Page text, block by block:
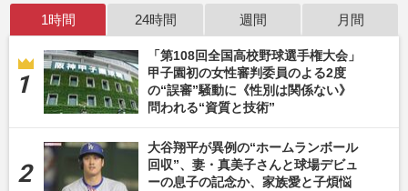
1時間 24時間 週間 月間
「第108回全国高校野球選手権大会」
甲子園初の女性審判委員のよる2度
の“誤審”騒動に《性別は関係ない》
問われる“資質と技術”
大谷翔平が異例の“ホームランボール
回収”、妻・真美子さんと球場デビュ
ーの息子の記念か、家族愛と子煩悩